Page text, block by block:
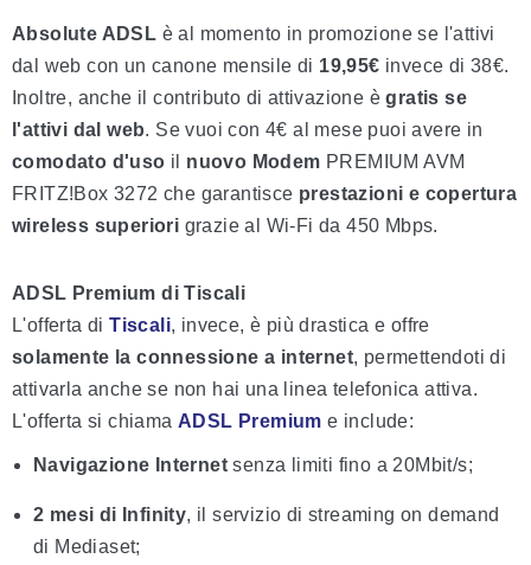
Absolute ADSL è al momento in promozione se l'attivi
dal web con un canone mensile di 19,95€ invece di 38€.
Inoltre, anche il contributo di attivazione ègratis se
l'attivi dal web. Se vuoi con 4€ al mese puoi avere in
comodato d'uso il nuovo Modem PREMIUM AVM
FRITZ!Box 3272 che garantisce prestazioni e copertura
wireless superiori grazie al Wi-Fi da 450 Mbps.
ADSL Premium di Tiscali
L'offerta diTiscali, invece, è più drastica e offre
solamente la connessione a internet, permettendoti di
attivarla anche se non hai una linea telefonica attiva.
L'offerta si chiama ADSL Premium e include:
Navigazione Internet senza limiti fino a 20Mbit/s;
2 mesi di Infinity, il servizio di streaming on demand
di Mediaset;